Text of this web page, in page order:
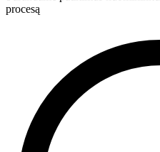
procesą